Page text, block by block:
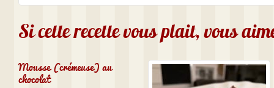
Si cette recette vous plait, vous
Mousse (crémeuse) au
chocolat